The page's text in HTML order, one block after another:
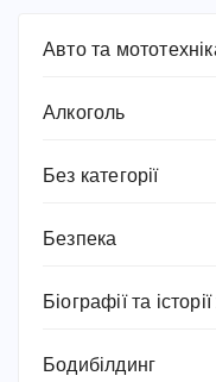
Авто та
Алкоголь
Без категорії
Безпека
Біографії та
Бодибілдинг